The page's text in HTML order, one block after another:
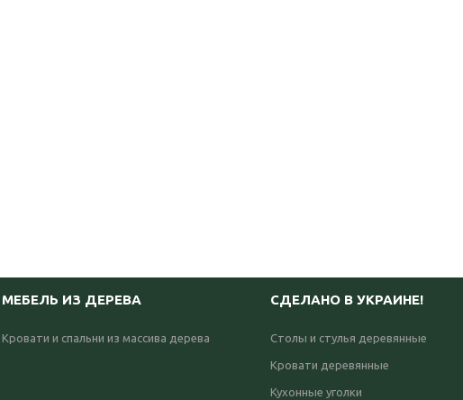
МЕБЕЛЬ ИЗ ДЕРЕВА
Кровати и спальни из массива дерева
СДЕЛАНО В УКРАИНЕ!
Столы и стулья деревянные
Кровати деревянные
Кухонные уголки